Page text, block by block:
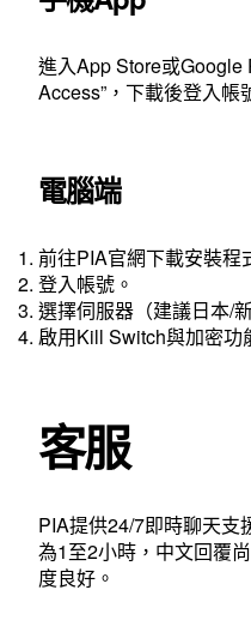
進入App Store或Google
Access”，下載後登入帳
電腦端
前往PIA官網下載安裝程
登入帳號。
選擇伺服器（建議日本/
啟用Kill Switch與加密功
客服
PIA提供24/7即時聊天支
為1至2小時，中文回覆
度良好。